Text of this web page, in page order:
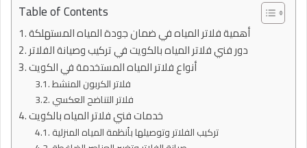
Table of Contents
أهمية فلاتر المياه في ضمان جودة المياه المستهلكة
دور فني فلاتر المياه بالكويت في تركيب وصيانة الفلاتر
أنواع فلاتر المياه المستخدمة في الكويت
فلاتر الكربون المنشط
فلاتر التناضح العكسي
خدمات فني فلاتر المياه بالكويت
تركيب الفلاتر وتوصيلها بأنظمة المياه المنزلية